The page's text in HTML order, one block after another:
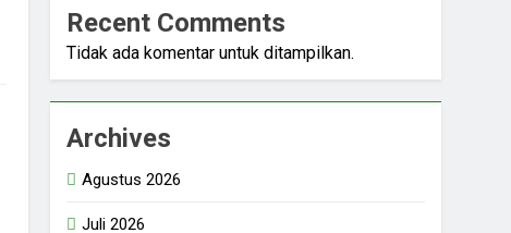
Recent Comments
Tidak ada komentar untuk ditampilkan.
Archives
Agustus 2026
Juli 2026